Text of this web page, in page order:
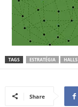
TAGS ESTRATÉGIA HALLS
Share